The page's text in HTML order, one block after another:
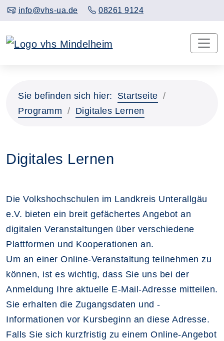
info@vhs-ua.de 08261 9124
Sie befinden sich hier:
Startseite
Programm
Digitales Lernen
Digitales Lernen
Die Volkshochschulen im Landkreis Unterallgäu
e.V. bieten ein breit gefächertes Angebot an
digitalen Veranstaltungen über verschiedene
Plattformen und Kooperationen an.
Um an einer Online-Veranstaltung teilnehmen zu
können, ist es wichtig, dass Sie uns bei der
Anmeldung Ihre aktuelle E-Mail-Adresse mitteilen.
Sie erhalten die Zugangsdaten und -
Informationen vor Kursbeginn an diese Adresse.
Falls Sie sich kurzfristig zu einem Online-Angebot